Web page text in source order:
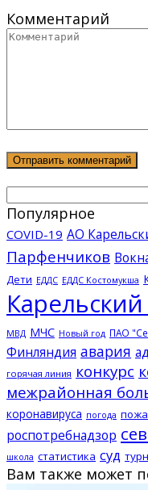
Комментарий
Популярное
COVID-19 АО
Парфенчиков
Дети ЕДДС ЕДДС Костомукша
МВД МЧС Новый год ПАО
Финляндия авария
горячая линия конкурс
межрайонная
коронавируса погода
роспотребнадзор
школа статистика суд
Вам также может